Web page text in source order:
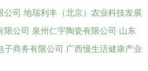
公司 地瑞利丰（北京）农业科技发展
限公司 泉州仁宇陶瓷有限公司 山东
子商务有限公司 广西慢生活健康产业